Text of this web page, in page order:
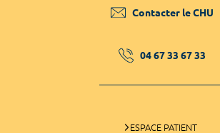
Contacter le CHU
04 67 33 67 33
ESPACE PATIENT